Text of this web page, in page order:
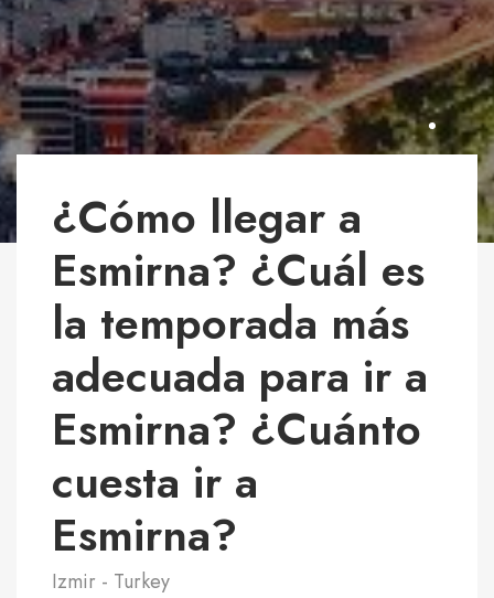
¿Cómo llegar a
Esmirna? ¿Cuál es
la temporada más
adecuada para ir a
Esmirna? ¿Cuánto
cuesta ir a
Esmirna?
Izmir - Turkey